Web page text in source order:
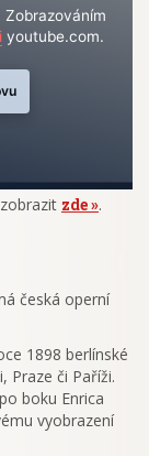
youtube.com.
zde .
česká operní
1898 berlínské
Praze či Paříži.
boku Enrica
vyobrazení